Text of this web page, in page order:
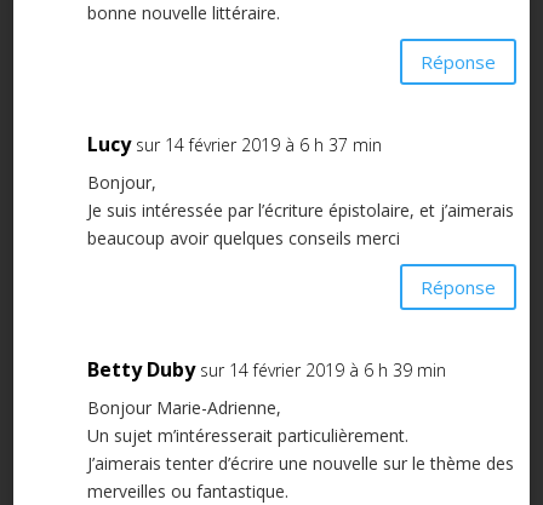
bonne nouvelle littéraire.
Réponse
Lucy sur 14 février 2019 à 6 h 37 min
Bonjour,
Je suis intéressée par l’écriture épistolaire, et j’aimerais
beaucoup avoir quelques conseils merci
Réponse
Betty Duby sur 14 février 2019 à 6 h 39 min
Bonjour Marie-Adrienne,
Un sujet m’intéresserait particulièrement.
J’aimerais tenter d’écrire une nouvelle sur le thème des
merveilles ou fantastique.